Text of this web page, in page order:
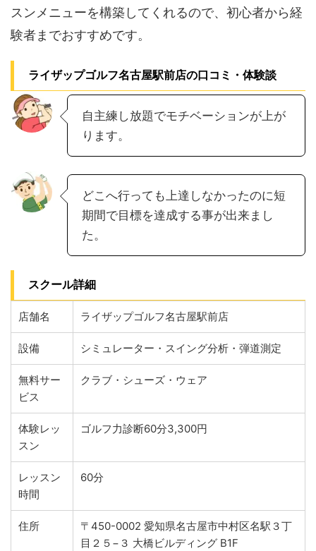
スンメニューを構築してくれるので、初心者から経
験者までおすすめです。
ライザップゴルフ名古屋駅前店の口コミ・体験談
自主練し放題でモチベーションが上が
ります。
どこへ行っても上達しなかったのに短
期間で目標を達成する事が出来まし
た。
スクール詳細
店舗名 ライザップゴルフ名古屋駅前店
設備 シミュレーター・スイング分析・弾道測定
無料サー
ビス
クラブ・シューズ・ウェア
体験レッ
スン
ゴルフ力診断60分3,300円
レッスン
時間
60分
住所
〒450-0002 愛知県名古屋市中村区名駅３丁
目２５−３ 大橋ビルディング B1F